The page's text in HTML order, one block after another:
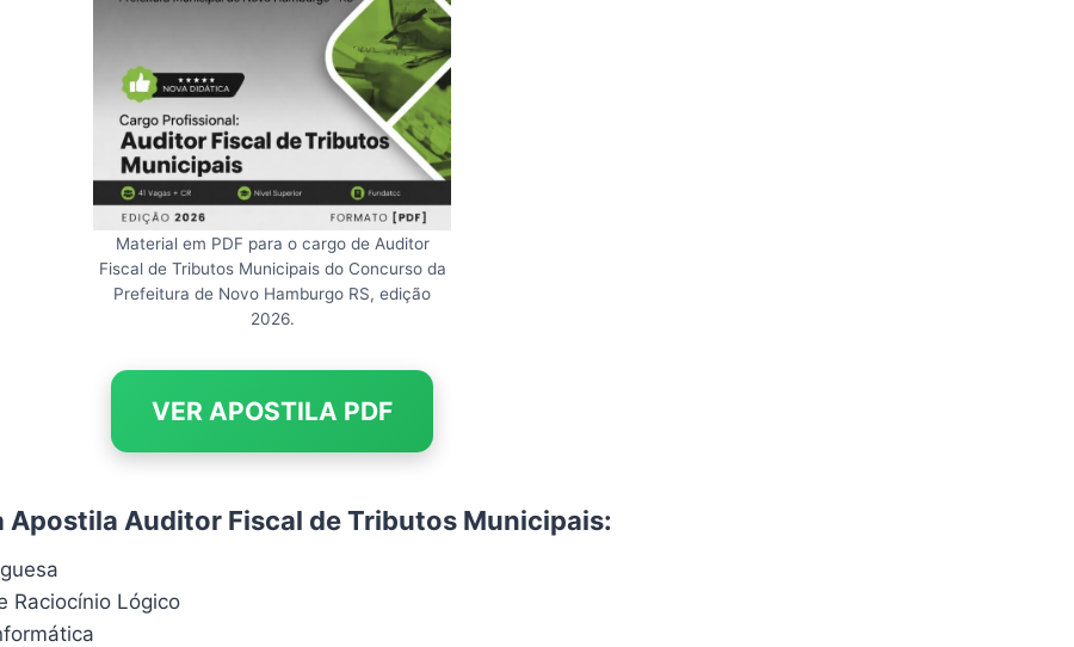
Material em PDF para o cargo de Auditor
Fiscal de Tributos Municipais do Concurso da
Prefeitura de Novo Hamburgo RS, edição
2026.
VER APOSTILA PDF
Apostila Auditor Fiscal de Tributos Municipais:
Raciocínio Lógico